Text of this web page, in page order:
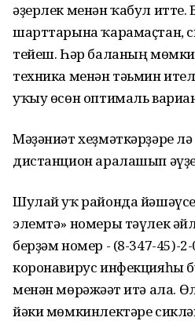
әҙерлек менән ҡабул
шарттарына ҡарамаҫтан,
тейеш. Һәр баланың
техника менән тәьмин
уҡыу өсөн оптималь
Мәҙәниәт хеҙмәткәрҙәре
дистанцион аралашып
Шулай уҡ районда
элемтә» номеры тәүлек
берҙәм номер - (8-347-45)-
коронавирус инфекцияһы
менән мөрәжәғәт итә ала.
йәки мөмкинлектәре